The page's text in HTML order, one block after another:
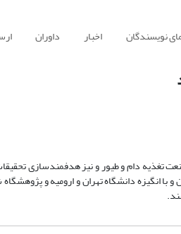
نویسندگان اخبار داوران
با انگیزه دانشگاه تهران و ارومیه و